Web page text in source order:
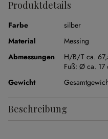
Produktdetails
Farbe
silber
Material
Messing
Abmessungen
H/B/T ca.
Fuß: Ø ca. 17
Gewicht
Beschreibung